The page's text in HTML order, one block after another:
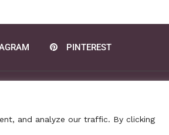
and analyze our traffic. By clicking
PINTEREST